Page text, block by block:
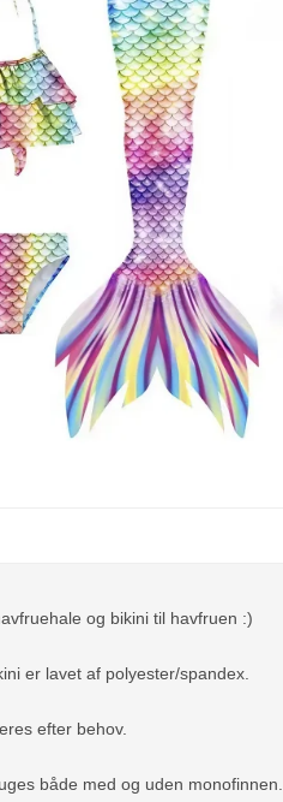
og bikini til havfruen :)
er lavet af polyester/spandex.
efter behov.
både med og uden monofinnen.